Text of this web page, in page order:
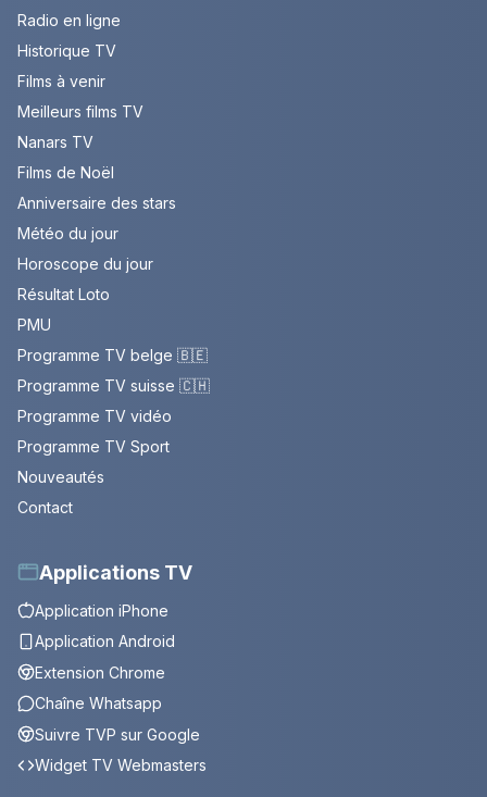
Radio en ligne
Historique TV
Films à venir
Meilleurs films TV
Nanars TV
Films de Noël
Anniversaire des stars
Météo du jour
Horoscope du jour
Résultat Loto
PMU
Programme TV belge 🇧🇪
Programme TV suisse 🇨🇭
Programme TV vidéo
Programme TV Sport
Nouveautés
Contact
Applications TV
Application iPhone
Application Android
Extension Chrome
Chaîne Whatsapp
Suivre TVP sur Google
Widget TV Webmasters